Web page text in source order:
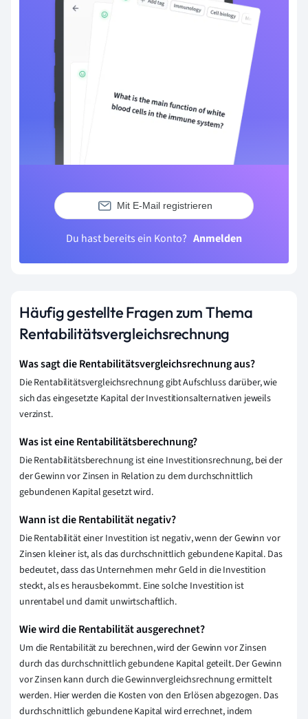
Mit E-Mail registrieren
Du hast bereits ein Konto? Anmelden
Häufig gestellte Fragen zum Thema
Rentabilitätsvergleichsrechnung
Was sagt die Rentabilitätsvergleichsrechnung aus?
Die Rentabilitätsvergleichsrechnung gibt Aufschluss darüber, wie
sich das eingesetzte Kapital der Investitionsalternativen jeweils
verzinst.
Was ist eine Rentabilitätsberechnung?
Die Rentabilitätsberechnung ist eine Investitionsrechnung, bei der
der Gewinn vor Zinsen in Relation zu dem durchschnittlich
gebundenen Kapital gesetzt wird.
Wann ist die Rentabilität negativ?
Die Rentabilität einer Investition ist negativ, wenn der Gewinn vor
Zinsen kleiner ist, als das durchschnittlich gebundene Kapital. Das
bedeutet, dass das Unternehmen mehr Geld in die Investition
steckt, als es herausbekommt. Eine solche Investition ist
unrentabel und damit unwirtschaftlich.
Wie wird die Rentabilität ausgerechnet?
Um die Rentabilität zu berechnen, wird der Gewinn vor Zinsen
durch das durchschnittlich gebundene Kapital geteilt. Der Gewinn
vor Zinsen kann durch die Gewinnvergleichsrechnung ermittelt
werden. Hier werden die Kosten von den Erlösen abgezogen. Das
durchschnittlich gebundene Kapital wird errechnet, indem